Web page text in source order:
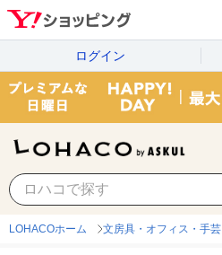
ログイン
LOHACOホーム 文房具・オフィス・手芸